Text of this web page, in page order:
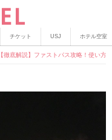
チケット USJ ホテル空室
【徹底解説】ファストパス攻略！使い方